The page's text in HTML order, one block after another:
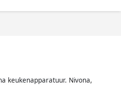
keukenapparatuur. Nivona,